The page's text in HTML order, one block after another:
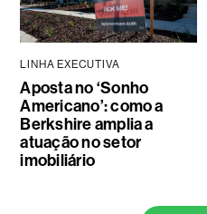
LINHA EXECUTIVA
Aposta no ‘Sonho
Americano’: como a
Berkshire amplia a
atuação no setor
imobiliário